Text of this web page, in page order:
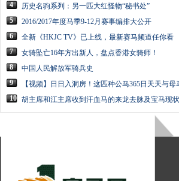
4
历史名驹系列：另一匹大红怪物“秘书处”
5
2016/2017年度马季9-12月赛事编排大公开
6
全新《HKJC TV》已上线，最新赛马频道任你看
7
女骑坠亡16年方出新人，盘点香港女骑师！
8
中国人民解放军骑兵史
9
【视频】日日入洞房！这匹种公马365日天天与母
10 胡主席和江主席收到汗血马的来龙去脉及宝马现状